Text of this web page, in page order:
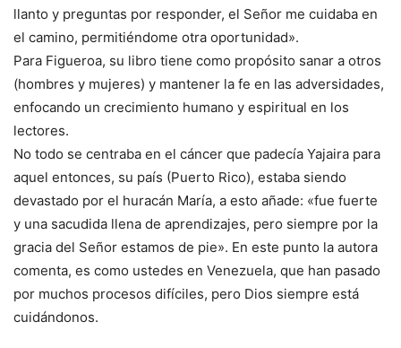
llanto y preguntas por responder, el Señor me cuidaba en
el camino, permitiéndome otra oportunidad».
Para Figueroa, su libro tiene como propósito sanar a otros
(hombres y mujeres) y mantener la fe en las adversidades,
enfocando un crecimiento humano y espiritual en los
lectores.
No todo se centraba en el cáncer que padecía Yajaira para
aquel entonces, su país (Puerto Rico), estaba siendo
devastado por el huracán María, a esto añade: «fue fuerte
y una sacudida llena de aprendizajes, pero siempre por la
gracia del Señor estamos de pie». En este punto la autora
comenta, es como ustedes en Venezuela, que han pasado
por muchos procesos difíciles, pero Dios siempre está
cuidándonos.